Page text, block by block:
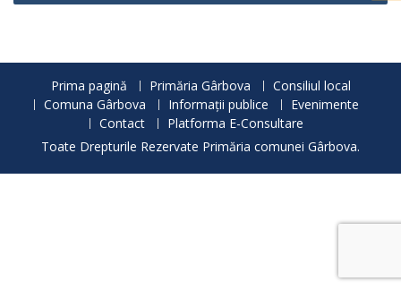
Prima pagină Primăria Gârbova
Consiliul local
Comuna Gârbova
Informații publice
Evenimente
Contact
Platforma E-Consultare
Toate Drepturile Rezervate Primăria comunei Gârbova.